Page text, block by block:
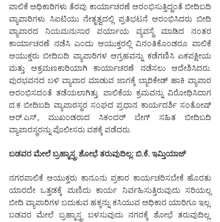
ಪಾಲಿಕೆ ಅಧಿಕಾರಿಗಳು ತೆರವು ಕಾರ್ಯಾಚರಣೆ ಆರಂಭಿಸುತ್ತಿದ್ದಂತೆ ಬೀದಿಬದಿ
ವ್ಯಾಪಾರಿಗಳು ಸಿಐಟಿಯು ನೇತೃತ್ವದಲ್ಲಿ ಪ್ರತಿಭಟನೆ ಆರಂಭಿಸಿದರು ಬೀದಿ
ವ್ಯಾಪಾರದ ನಿಯಮನುಸಾರ ಪರ್ಯಾಯ ವ್ಯವಸ್ಥೆ ಮಾಡಿದ ನಂತರ
ಕಾರ್ಯಾಚರಣೆ ನಡೆಸಿ ಎಂದು ಆಯುಕ್ತರಲ್ಲಿ ವಿನಂತಿಕೊಂಡರೂ ಪಾಲಿಕೆ
ಆಯುಕ್ತರು ಬೀದಿಬದಿ ವ್ಯಾಪಾರಿಗಳ ಆಗ್ರಹವನ್ನು ಕಡೆಗಣಿಸಿ ಏಕಪಕ್ಷೀಯ
ಮತ್ತು ಆಕ್ರಮಣಕಾರಿಯಾಗಿ ಕಾರ್ಯಾಚರಣೆ ನಡೆಸಲು ಆದೇಶಿಸಿದರು.
ಪುರಭವನದ ಬಳಿ ವ್ಯಾಪಾರ ಮಾಡುವ ಜಾಗಕ್ಕೆ ಬ್ಯಾರಿಕೇಡ್ ಹಾಕಿ ವ್ಯಾಪಾರ
ಆರಂಭಿಸದಂತೆ ತಡೆಯಲಾಗಿತ್ತು. ಪಾಲಿಕೆಯ ಕ್ರಮವನ್ನು ವಿರೋಧಿಸಿದಾಗ
ದ.ಕ ಬೀದಿಬದಿ ವ್ಯಾಪಾರಸ್ಥರ ಸಂಘದ ಪ್ರಧಾನ ಕಾರ್ಯದರ್ಶಿ ಸಂತೋಷ್
ಆರ್.ಎಸ್., ಮುಖಂಡರಾದ ಸಿಕಂದರ್ ಬೇಗ್ ಸಹಿತ ಬೀದಿಬದಿ
ವ್ಯಾಪಾರಸ್ಥರನ್ನು ಪೊಲೀಸರು ವಶಕ್ಕೆ ಪಡೆದರು.
ಬಡವರ ಮೇಲೆ ಬ್ರಹ್ಮಾಸ್ತ್ರ ಶೋಭೆ ತರುವುದಿಲ್ಲ: ಬಿ.ಕೆ. ಇಮ್ತಿಯಾಜ್
ನಗರಪಾಲಿಕೆ ಆಯುಕ್ತರು ಕಾನೂನು ಪ್ರಕಾರ ಕಾರ್ಯಚರಿಸಬೇಕೆ ಹೊರತು
ಯಾರದೇ ಒತ್ತಡಕ್ಕೆ ಮಣಿದು ಕಾರ್ಯ ನಿರ್ವಹಿಸುತ್ತಿರುವುದು ಸರಿಯಲ್ಲ
ಬೀದಿ ವ್ಯಾಪಾರಿಗಳ ಬದುಕುವ ಹಕ್ಕನ್ನು ಕಸಿಯುವ ಅಧಿಕಾರ ಯಾರಿಗೂ ಇಲ್ಲ.
ಬಡವರ ಮೇಲೆ ಬ್ರಹ್ಮಾಸ್ತ್ರ ಬಳಸುವುದು ನಗರಕ್ಕೆ ಶೋಭೆ ತರುವುದಿಲ್ಲ.